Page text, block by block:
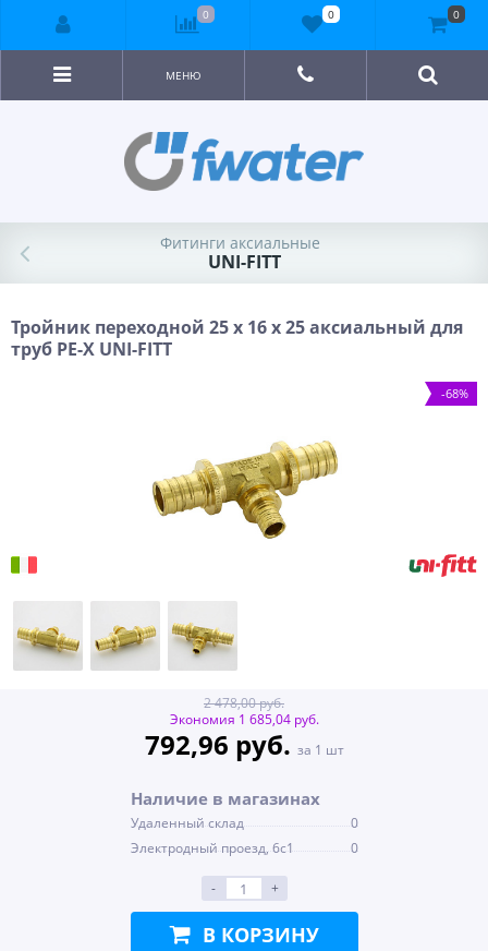
МЕНЮ
Фитинги аксиальные
UNI-FITT
Тройник переходной 25 x 16 x 25 аксиальный для
труб PE-X UNI-FITT
-68%
2 478,00 руб.
Экономия 1 685,04 руб.
792,96 руб. за 1 шт
Наличие в магазинах
Удаленный склад
0
Электродный проезд, 6с1
0
- +
В КОРЗИНУ
0 0 0